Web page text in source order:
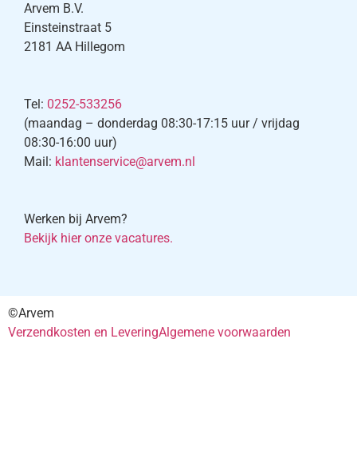
Arvem B.V.
Einsteinstraat 5
2181 AA Hillegom
Tel: 0252-533256
(maandag – donderdag 08:30-17:15 uur / vrijdag
08:30-16:00 uur)
Mail: klantenservice@arvem.nl
Werken bij Arvem?
Bekijk hier onze vacatures.
©Arvem
Verzendkosten en LeveringAlgemene voorwaarden